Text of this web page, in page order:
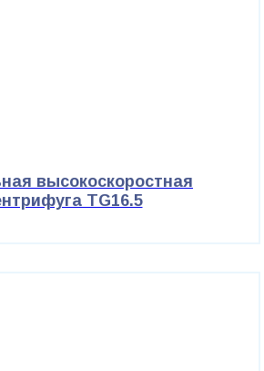
высокоскоростная
TG16.5